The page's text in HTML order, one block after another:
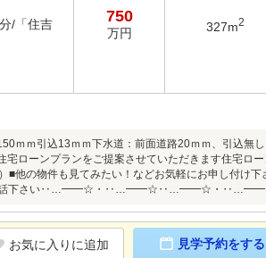
/「住吉
750
万円 327m2
路150ｍｍ引込13ｍｍ下水道：前面道路20ｍ
ンプランをご提案させていただきます住宅ロー
■他の物件も見てみたい！などお気軽にお申し付け
でお電話下さい‥…━━☆・‥…━━☆‥…━━☆・
お気に入りに追加 見学予約をする